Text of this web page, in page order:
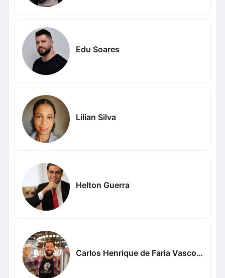
Edu Soares
Lílian Silva
Helton Guerra
Carlos Henrique de Faria Vasconcelos